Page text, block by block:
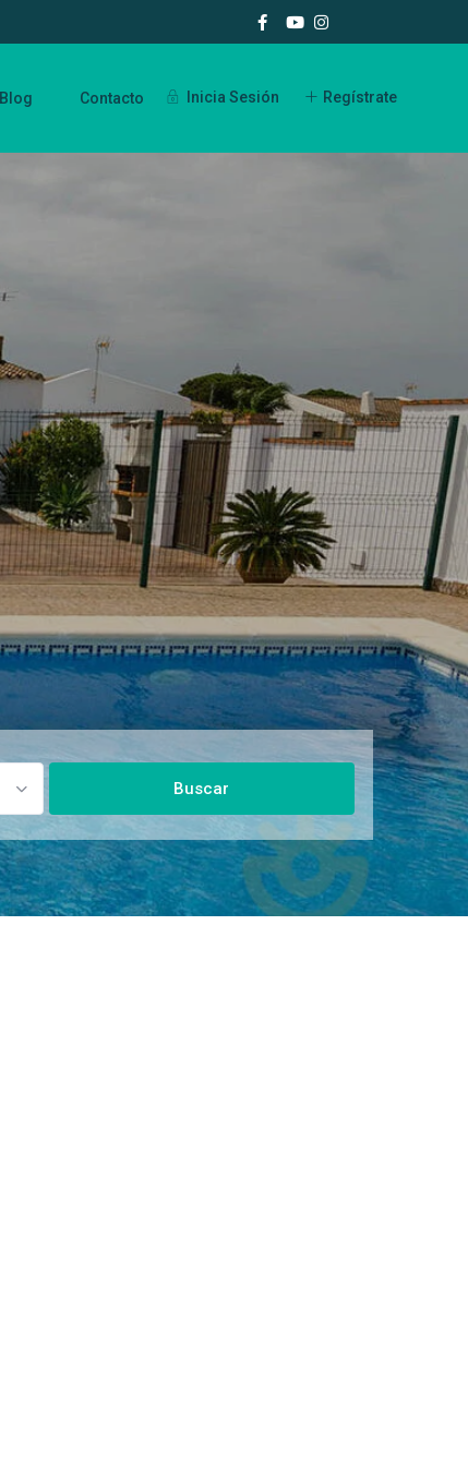
Inicia Sesión Regístrate
Blog Contacto